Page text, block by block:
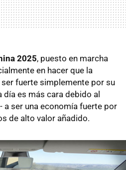
2025, puesto en marcha
en hacer que la
fuerte simplemente por su
día es más cara debido al
ser una economía fuerte por
de alto valor añadido.